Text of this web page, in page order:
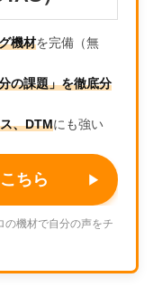
機材を完備（無
の課題」を徹底分
、DTMにも強い
ちら
機材で自分の声をチ